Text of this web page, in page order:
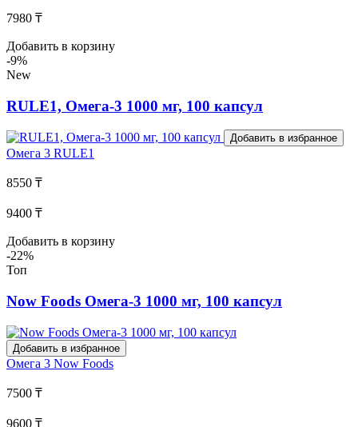
7980 ₸
Добавить в корзину
-9%
New
RULE1, Омега-3 1000 мг, 100 капсул
Добавить в избранное
Омега 3 RULE1
8550 ₸
9400 ₸
Добавить в корзину
-22%
Топ
Now Foods Омега-3 1000 мг, 100 капсул
Добавить в избранное
Омега 3 Now Foods
7500 ₸
9600 ₸